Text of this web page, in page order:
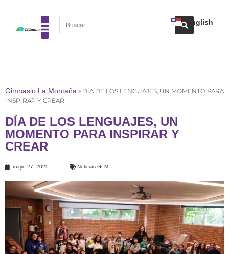
English
Gimnasio La Montaña » DÍA DE LOS LENGUAJES, UN MOMENTO PARA
INSPIRAR Y CREAR
DÍA DE LOS LENGUAJES, UN
MOMENTO PARA INSPIRAR Y
CREAR
mayo 27, 2025 Noticias GLM